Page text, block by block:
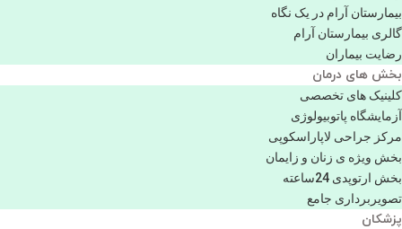
بیمارستان آرام در یک نگاه
گالری بیمارستان آرام
رضایت بیماران
بخش های درمان
کلینیک های تخصصی
آزمایشگاه پاتوبیولوژی
مرکز جراحی لاپاراسکوپی
بخش ویژه ی زنان و زایمان
بخش ارتوپدی 24ساعته
تصویربرداری جامع
پزشكان